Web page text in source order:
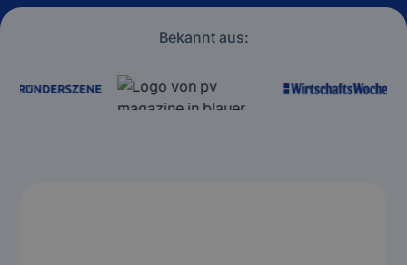
Bekannt aus: